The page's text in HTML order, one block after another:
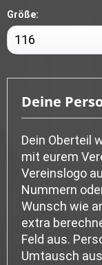
Größe:
Deine
Dein Oberteil
mit eurem
Vereinslogo
Nummern
Wunsch wie
extra
Feld aus.
Umtausch